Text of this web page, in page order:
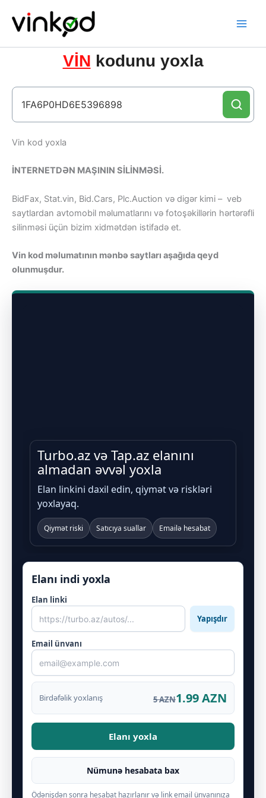
content
VİN kodunu yoxla
Vin kod yoxla
İNTERNETDƏN MAŞININ SİLİNMƏSİ.
BidFax, Stat.vin, Bid.Cars, Plc.Auction və digər kimi – veb
saytlardan avtomobil məlumatlarını və fotoşəkillərin hərtərəfli
silinməsi üçün bizim xidmətdən istifadə et.
Vin kod məlumatının mənbə saytları aşağıda qeyd
olunmuşdur.
Turbo.az və Tap.az elanını
almadan əvvəl yoxla
Elan linkini daxil edin, qiymət və riskləri
yoxlayaq.
Qiymət riski Satıcıya suallar Emailə hesabat
Elanı indi yoxla
Elan linki
Yapışdır
Email ünvanı
Birdəfəlik yoxlanış 5 AZN1.99 AZN
Elanı yoxla
Nümunə hesabata bax
Ödənişdən sonra hesabat hazırlanır və link email ünvanınıza